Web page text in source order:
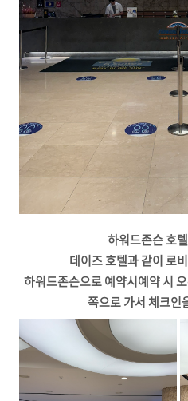
하워드존슨 호
데이즈 호텔과 같이 로
하워드존슨으로 예약시예약 시
쪽으로 가서 체크인